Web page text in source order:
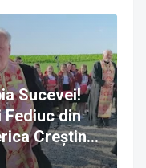
Sucevei!
din
Creștină
anunță